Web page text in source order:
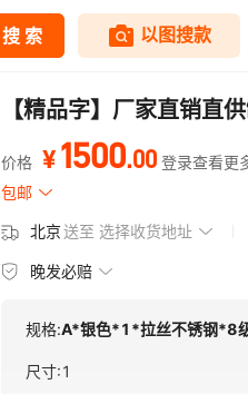
【精品字】厂家直销直
价格 ¥1500.00 登录查看更
包邮
北京送至 选择收货地址
晚发必赔
规格:A*银色*1*拉丝不锈钢*8
尺寸:1